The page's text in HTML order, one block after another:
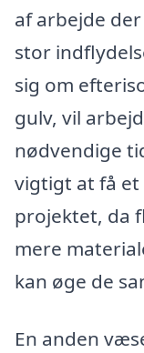
af arbejde
stor
sig om
gulv, vil
nødvendige
vigtigt at få
projektet, da
mere
kan øge de
En anden